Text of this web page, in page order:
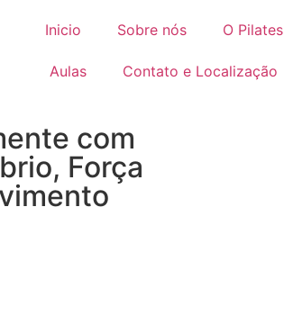
Inicio Sobre nós O Pilates
Aulas Contato e Localização
com
Força